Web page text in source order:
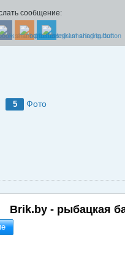
сообщение:
5 Фото
Brik.by - рыбацкая